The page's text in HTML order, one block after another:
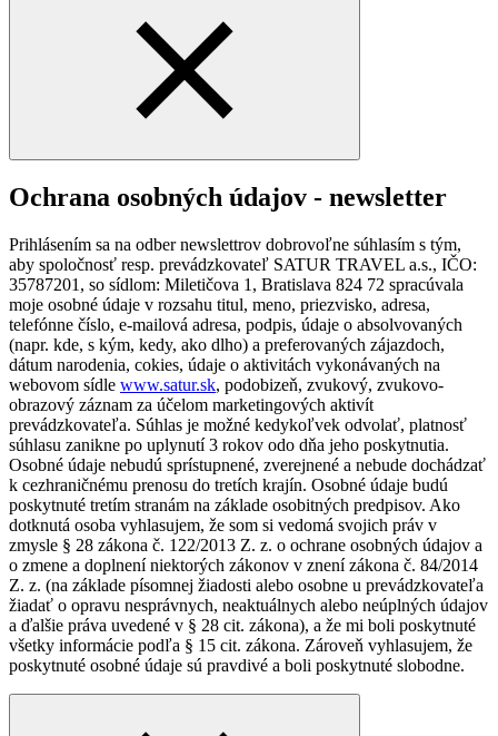
Ochrana osobných údajov - newsletter
Prihlásením sa na odber newslettrov dobrovoľne súhlasím s tým,
aby spoločnosť resp. prevádzkovateľ SATUR TRAVEL a.s., IČO:
35787201, so sídlom: Miletičova 1, Bratislava 824 72 spracúvala
moje osobné údaje v rozsahu titul, meno, priezvisko, adresa,
telefónne číslo, e-mailová adresa, podpis, údaje o absolvovaných
(napr. kde, s kým, kedy, ako dlho) a preferovaných zájazdoch,
dátum narodenia, cokies, údaje o aktivitách vykonávaných na
webovom sídle www.satur.sk, podobizeň, zvukový, zvukovo-
obrazový záznam za účelom marketingových aktivít
prevádzkovateľa. Súhlas je možné kedykoľvek odvolať, platnosť
súhlasu zanikne po uplynutí 3 rokov odo dňa jeho poskytnutia.
Osobné údaje nebudú sprístupnené, zverejnené a nebude dochádzať
k cezhraničnému prenosu do tretích krajín. Osobné údaje budú
poskytnuté tretím stranám na základe osobitných predpisov. Ako
dotknutá osoba vyhlasujem, že som si vedomá svojich práv v
zmysle § 28 zákona č. 122/2013 Z. z. o ochrane osobných údajov a
o zmene a doplnení niektorých zákonov v znení zákona č. 84/2014
Z. z. (na základe písomnej žiadosti alebo osobne u prevádzkovateľa
žiadať o opravu nesprávnych, neaktuálnych alebo neúplných údajov
a ďalšie práva uvedené v § 28 cit. zákona), a že mi boli poskytnuté
všetky informácie podľa § 15 cit. zákona. Zároveň vyhlasujem, že
poskytnuté osobné údaje sú pravdivé a boli poskytnuté slobodne.